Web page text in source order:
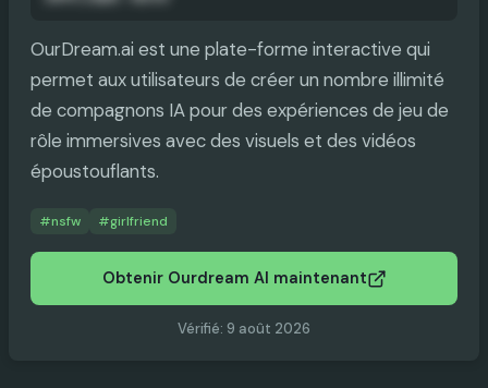
OurDream.ai est une plate-forme interactive qui
permet aux utilisateurs de créer un nombre illimité
de compagnons IA pour des expériences de jeu de
rôle immersives avec des visuels et des vidéos
époustouflants.
#nsfw #girlfriend
Obtenir Ourdream AI maintenant
Vérifié: 9 août 2026